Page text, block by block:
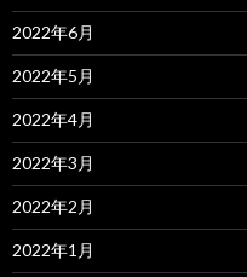
2022年6月
2022年5月
2022年4月
2022年3月
2022年2月
2022年1月